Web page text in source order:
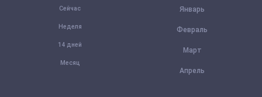
Сейчас
Неделя
14 дней
Месяц
Январь
Февраль
Март
Апрель